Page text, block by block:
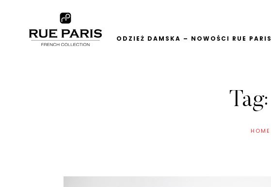
ODZIEŻ DAMSKA – NOWOŚCI RUE PARIS
Tag:
HOME